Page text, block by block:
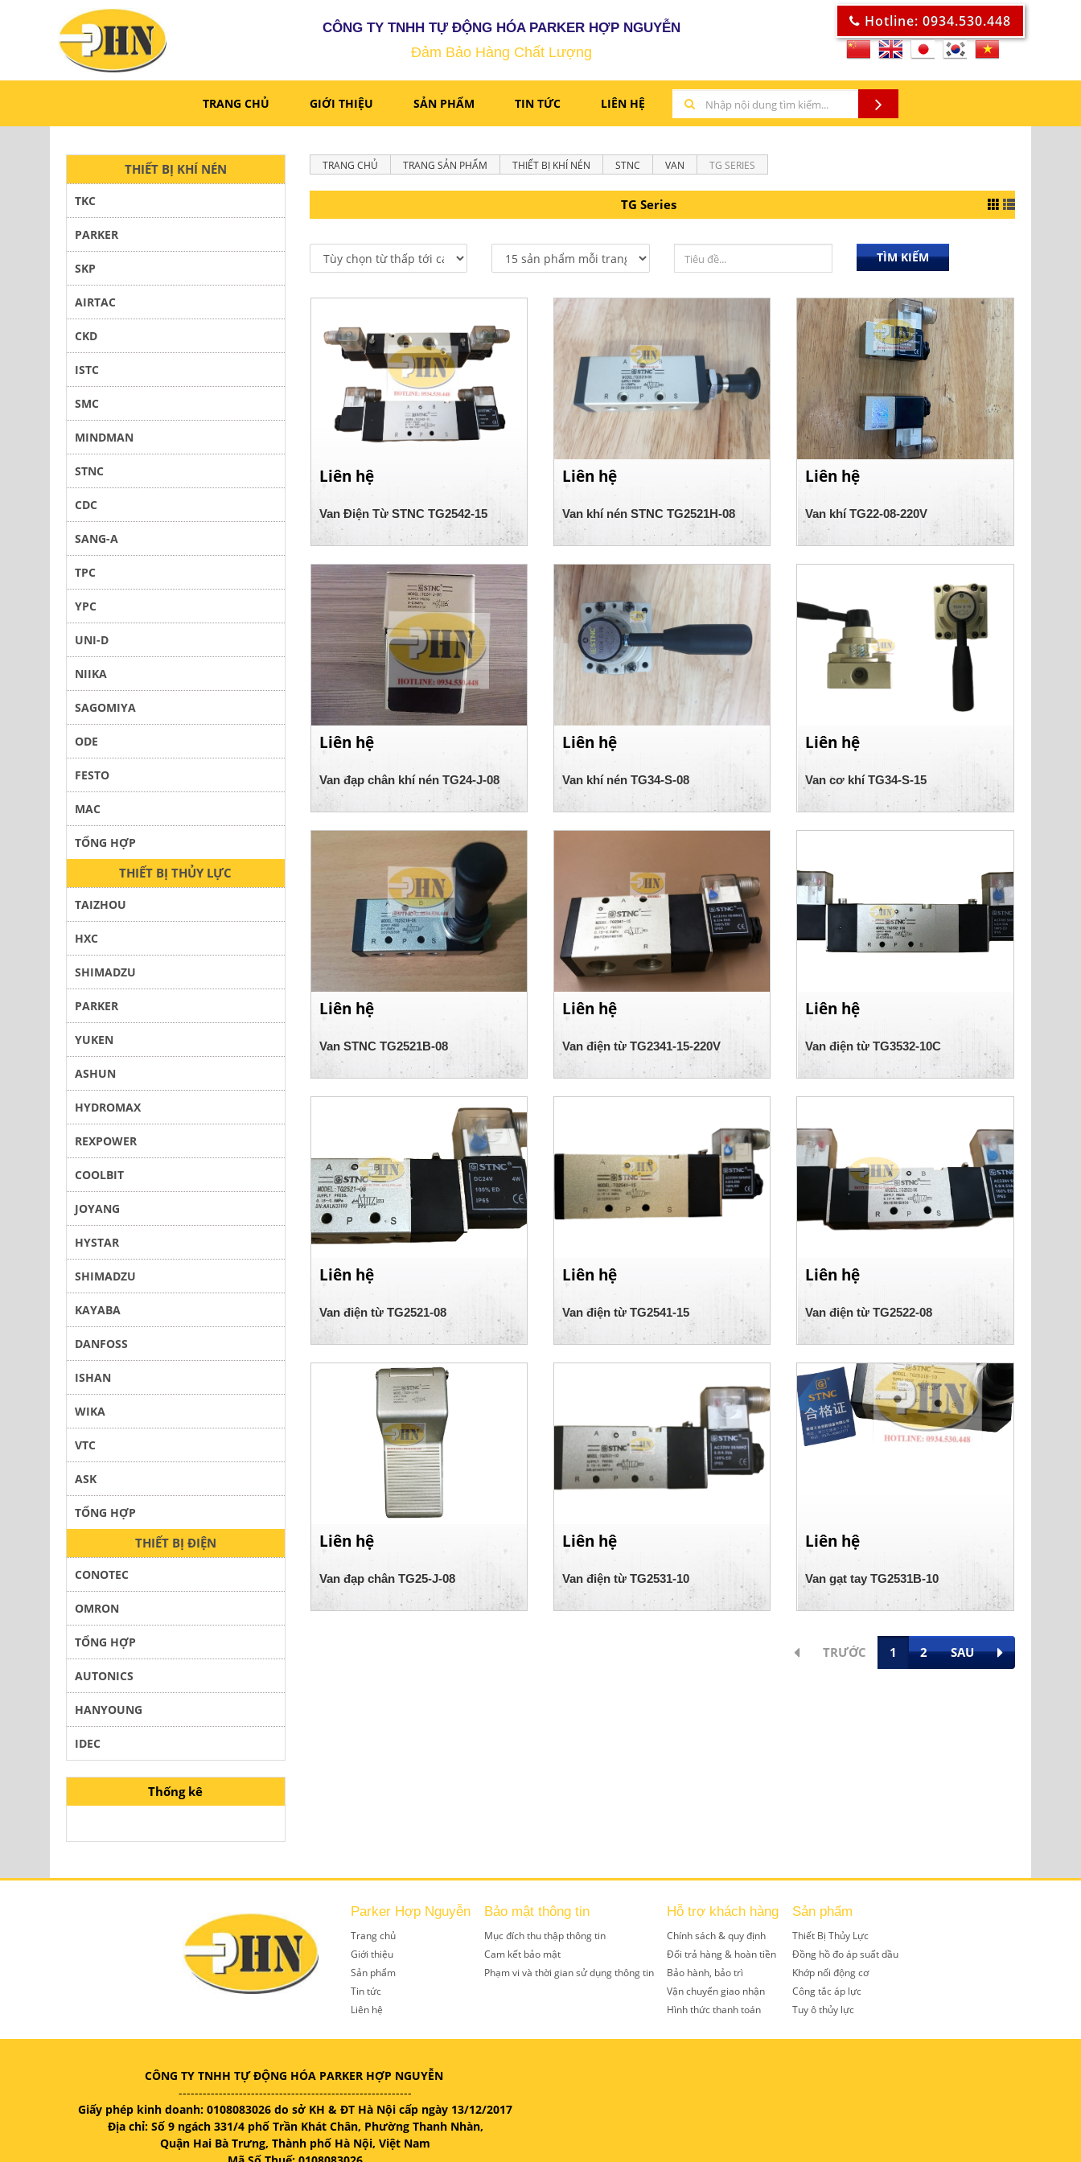
Hotline: 0934.530.448
CÔNG TY TNHH TỰ ĐỘNG HÓA PARKER HỢP NGUYỄN
Đảm Bảo Hàng Chất Lượng
TRANG CHỦ GIỚI THIỆU SẢN PHẨM TIN TỨC LIÊN HỆ
THIẾT BỊ KHÍ NÉN
TKC
PARKER
SKP
AIRTAC
CKD
ISTC
SMC
MINDMAN
STNC
CDC
SANG-A
TPC
YPC
UNI-D
NIIKA
SAGOMIYA
ODE
FESTO
MAC
TỔNG HỢP
THIẾT BỊ THỦY LỰC
TAIZHOU
HXC
SHIMADZU
PARKER
YUKEN
ASHUN
HYDROMAX
REXPOWER
COOLBIT
JOYANG
HYSTAR
SHIMADZU
KAYABA
DANFOSS
ISHAN
WIKA
VTC
ASK
TỔNG HỢP
THIẾT BỊ ĐIỆN
CONOTEC
OMRON
TỔNG HỢP
AUTONICS
HANYOUNG
IDEC
Thống kê
TRANG CHỦ TRANG SẢN PHẨM THIẾT BỊ KHÍ NÉN STNC VAN TG SERIES
TG Series
TÌM KIẾM
Liên hệ
Van Điện Từ STNC TG2542-15
Liên hệ
Van khí nén STNC TG2521H-08
Liên hệ
Van khí TG22-08-220V
Liên hệ
Van đạp chân khí nén TG24-J-08
Liên hệ
Van khí nén TG34-S-08
Liên hệ
Van cơ khí TG34-S-15
Liên hệ
Van STNC TG2521B-08
Liên hệ
Van điện từ TG2341-15-220V
Liên hệ
Van điện từ TG3532-10C
Liên hệ
Van điện từ TG2521-08
Liên hệ
Van điện từ TG2541-15
Liên hệ
Van điện từ TG2522-08
Liên hệ
Van đạp chân TG25-J-08
Liên hệ
Van điện từ TG2531-10
Liên hệ
Van gạt tay TG2531B-10
TRƯỚC 1 2 SAU
Parker Hợp Nguyễn
Trang chủ
Giới thiệu
Sản phẩm
Tin tức
Liên hệ
Bảo mật thông tin
Mục đích thu thập thông tin
Cam kết bảo mật
Phạm vi và thời gian sử dụng thông tin
Hỗ trợ khách hàng
Chính sách & quy định
Đổi trả hàng & hoàn tiền
Bảo hành, bảo trì
Vận chuyển giao nhận
Hình thức thanh toán
Sản phẩm
Thiết Bị Thủy Lực
Đồng hồ đo áp suất dầu
Khớp nối động cơ
Công tắc áp lực
Tuy ô thủy lực
CÔNG TY TNHH TỰ ĐỘNG HÓA PARKER HỢP NGUYỄN
----------------------------------------------------------
Giấy phép kinh doanh: 0108083026 do sở KH & ĐT Hà Nội cấp ngày 13/12/2017
Địa chỉ: Số 9 ngách 331/4 phố Trần Khát Chân, Phường Thanh Nhàn,
Quận Hai Bà Trưng, Thành phố Hà Nội, Việt Nam